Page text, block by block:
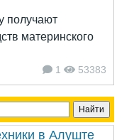
получают
материнского
1 53383